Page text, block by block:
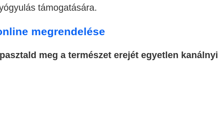
támogatására.
megrendelése
meg a természet erejét egyetlen kanálnyi